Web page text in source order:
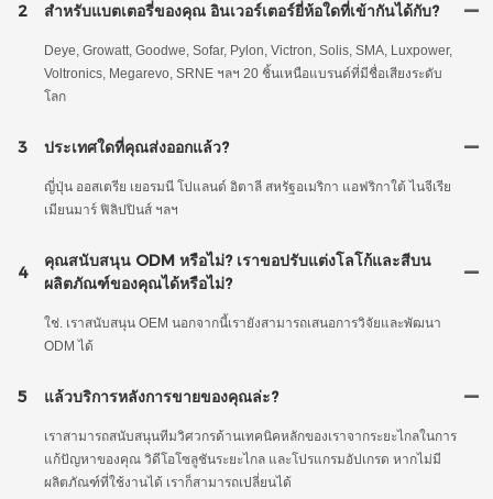
2 สำหรับแบตเตอรี่ของคุณ อินเวอร์เตอร์ยี่ห้อใดที่เข้ากันได้กับ?
Deye, Growatt, Goodwe, Sofar, Pylon, Victron, Solis, SMA, Luxpower,
Voltronics, Megarevo, SRNE ฯลฯ 20 ชิ้นเหนือแบรนด์ที่มีชื่อเสียงระดับ
โลก
3 ประเทศใดที่คุณส่งออกแล้ว?
ญี่ปุ่น ออสเตรีย เยอรมนี โปแลนด์ อิตาลี สหรัฐอเมริกา แอฟริกาใต้ ไนจีเรีย
เมียนมาร์ ฟิลิปปินส์ ฯลฯ
4
คุณสนับสนุน ODM หรือไม่? เราขอปรับแต่งโลโก้และสีบน
ผลิตภัณฑ์ของคุณได้หรือไม่?
ใช่. เราสนับสนุน OEM นอกจากนี้เรายังสามารถเสนอการวิจัยและพัฒนา
ODM ได้
5 แล้วบริการหลังการขายของคุณล่ะ?
เราสามารถสนับสนุนทีมวิศวกรด้านเทคนิคหลักของเราจากระยะไกลในการ
แก้ปัญหาของคุณ วิดีโอโซลูชันระยะไกล และโปรแกรมอัปเกรด หากไม่มี
ผลิตภัณฑ์ที่ใช้งานได้ เราก็สามารถเปลี่ยนได้